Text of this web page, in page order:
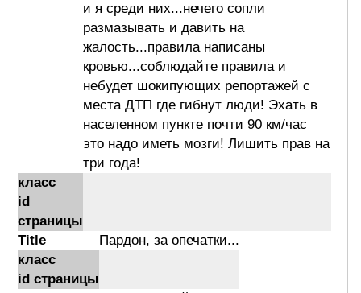
и я среди них...нечего сопли
размазывать и давить на
жалость...правила написаны
кровью...соблюдайте правила и
небудет шокипующих репортажей с
места ДТП где гибнут люди! Эхать в
населенном пункте почти 90 км/час
это надо иметь мозги! Лишить прав на
три года!
класс
id
страницы
Title
Пардон, за опечатки...
класс
id страницы